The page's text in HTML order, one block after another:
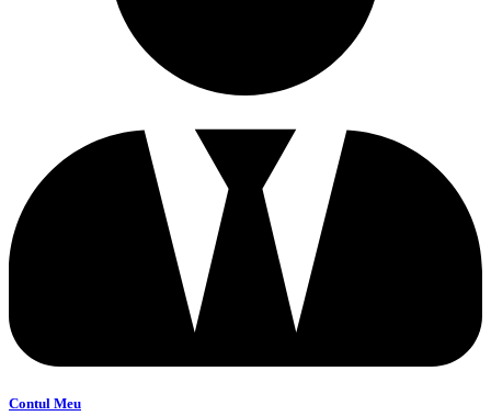
Contul Meu